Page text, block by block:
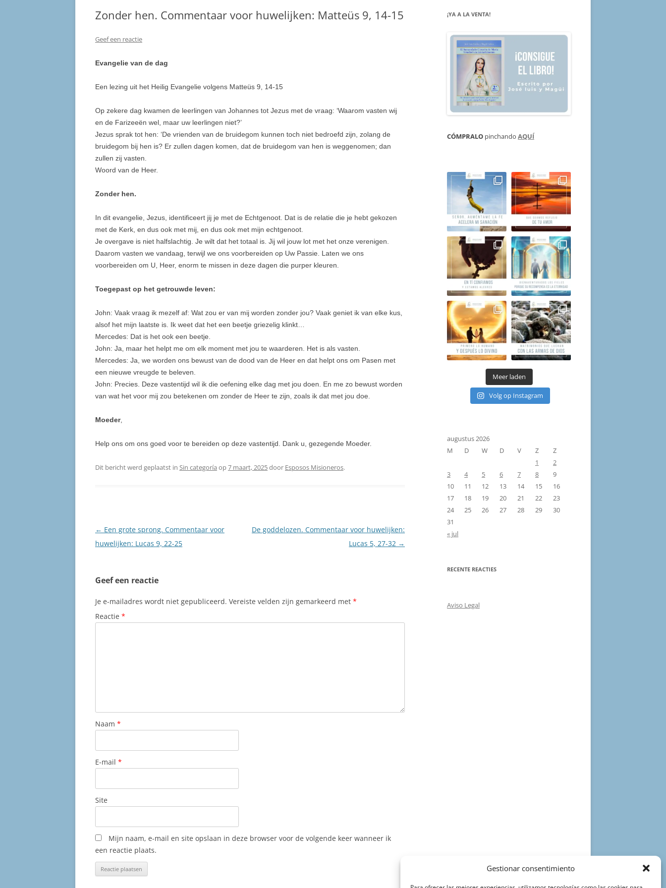
Gestionar consentimiento
Zonder hen. Commentaar voor huwelijken: Matteüs 9, 14-15
Geef een reactie
Evangelie van de dag
Een lezing uit het Heilig Evangelie volgens Matteüs 9, 14-15
Op zekere dag kwamen de leerlingen van Johannes tot Jezus met de vraag: ‘Waarom vasten wij
en de Farizeeën wel, maar uw leerlingen niet?’
Jezus sprak tot hen: ‘De vrienden van de bruidegom kunnen toch niet bedroefd zijn, zolang de
bruidegom bij hen is? Er zullen dagen komen, dat de bruidegom van hen is weggeno­men; dan
zullen zij vasten.
Woord van de Heer.
Zonder hen.
In dit evangelie, Jezus, identificeert jij je met de Echtgenoot. Dat is de relatie die je hebt gekozen
met de Kerk, en dus ook met mij, en dus ook met mijn echtgenoot.
Je overgave is niet halfslachtig. Je wilt dat het totaal is. Jij wil jouw lot met het onze verenigen.
Daarom vasten we vandaag, terwijl we ons voorbereiden op Uw Passie. Laten we ons
voorbereiden om U, Heer, enorm te missen in deze dagen die purper kleuren.
Toegepast op het getrouwde leven:
John: Vaak vraag ik mezelf af: Wat zou er van mij worden zonder jou? Vaak geniet ik van elke kus,
alsof het mijn laatste is. Ik weet dat het een beetje griezelig klinkt…
Mercedes: Dat is het ook een beetje.
John: Ja, maar het helpt me om elk moment met jou te waarderen. Het is als vasten.
Mercedes: Ja, we worden ons bewust van de dood van de Heer en dat helpt ons om Pasen met
een nieuwe vreugde te beleven.
John: Precies. Deze vastentijd wil ik die oefening elke dag met jou doen. En me zo bewust worden
van wat het voor mij zou betekenen om zonder de Heer te zijn, zoals ik dat met jou doe.
Moeder,
Help ons om ons goed voor te bereiden op deze vastentijd. Dank u, gezegende Moeder.
Dit bericht werd geplaatst in Sin categoría op7 maart, 2025door Esposos Misioneros.
Berichtnavigatie
← Een grote sprong. Commentaar voor
huwelijken: Lucas 9, 22-25
De goddelozen. Commentaar voor huwelijken:
Lucas 5, 27-32 →
Geef een reactie
Je e-mailadres wordt niet gepubliceerd. Vereiste velden zijn gemarkeerd met *
Reactie *
Naam *
E-mail *
Site
Mijn naam, e-mail en site opslaan in deze browser voor de volgende keer wanneer ik
een reactie plaats.
¡YA A LA VENTA!
CÓMPRALO pinchando AQUÍ
Meer laden
Volg op Instagram
augustus 2026
M
D W D V Z
Z
1
2
3
4 5 6 7 8
9
10
11 12 13 14 15
16
17
18 19 20 21 22
23
24
25 26 27 28 29
30
31
« jul
RECENTE REACTIES
Aviso Legal